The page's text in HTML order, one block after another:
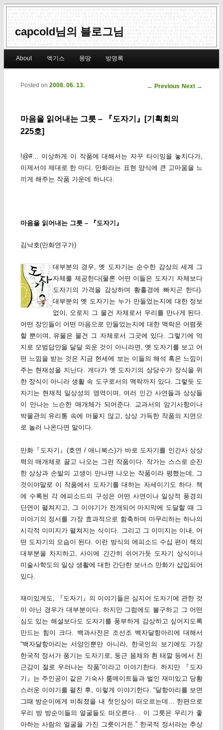
capcold님의 블로그님
Skip to primary content
Skip to secondary content
About 엑기스 몽땅 방명록
Post navigation
← Previous Next →
마음을 읽어내는 그릇 – 『도자기』[기획회의
225호]
Posted on 2008. 06. 13.
!@#… 이상하게 이 작품에 대해서는 자꾸 타이밍을 놓치다가,
이제서야 제대로 한 마디. 만화라는 표현 양식에 큰 고마움을 느
끼게 해주는 작품 가운데 하나다.
마음을 읽어내는 그릇 – 『도자기』
김낙호(만화연구가)
대부분의 경우, 옛 도자기는 순수한 감상의 세계 그
자체를 제공한다(물론 어떤 이들은 도자기 자체보다
도자기의 가격을 감상하며 황홀경에 빠지곤 한다).
대부분의 옛 도자기는 누가 만들었는지에 대한 정보
없이, 오로지 그 물건 자체로서 우리를 만나게 된다.
어떤 장인들이 어떤 마음으로 만들었는지에 대한 맥락은 어렴풋
할 뿐이며, 유물은 물건 그 자체로서 그곳에 있다. 그렇기에 억
지로 모범답안을 달달 외운 것이 아니라면, 옛 도자기를 보고 어
떤 느낌을 받는 것은 지금 현세에 보는 이들의 해석 혹은 느낌이
주는 현재성을 지닌다. 게다가 옛 도자기의 상당수가 장식을 위
한 장식이 아니라 생활 속 도구로서의 맥락까지 있다. 그렇듯 도
자기는 현재적 일상성의 영역이며, 여러 인간 사연들과 상상들
이 만나는 느슨한 매개체가 되어준다. 교과서의 암기사항이나
박물관의 유리통 속에 머물지 않고, 상상 가득한 작품의 지면으
로 놀러 나온다면 말이다.
만화『도자기』(호연 / 애니북스)가 바로 도자기를 인간사 상상
력의 매개체로 끌고 나오는 그런 작품이다. 작가는 스스로 순진
한 상상과 손발의 고생이 만나면 나오는 작품이라 평했는데, 그
것이야말로 이 작품에서 도자기를 대하는 자세이기도 하다. 책
에 수록된 각 에피소드의 구성은 어떤 사연이나 일상적 풍경의
단면이 펼쳐지고, 그 이야기가 전개되어 마지막에 도달할 때 그
이야기의 정서를 가장 효과적으로 함축하며 마무리하는 하나의
시각적 이미지가 펼쳐지는 식이다. 그리고 그 이미지는 이내, 어
떤 도자기의 모습이 된다. 이런 방식의 에피소드 수십 편이 책의
대부분을 차지하고, 사이에 간간히 쉬어가듯 도자기 상식이나
미술사학도의 일상 생활에 대한 간단한 보너스 만화가 삽입되어
있다.
재미있게도, 『도자기』의 이야기들은 심지어 도자기에 관한 것
이 아닌 경우가 대부분이다. 하지만 그럼에도 불구하고 그 어떤
심도 있는 해설보다도 도자기를 풍부하게 감상하고 싶어지도록
만드는 힘이 크다. 백과사전은 조선조 백자달항아리에 대해서
“백자달항아리는 서양인뿐만 아니라, 한국인의 보기에도 가장
한국적 정서가 풍기는 도자기로, 둥근 몸체와 흰 태깔 등에서 친
근감이 절로 우러나는 작품”이라고 이야기한다. 하지만 『도자
기』는 주인공이 같은 기숙사 룸메이트들과 벌인 재미있고 당황
스러운 이야기를 펼친 후, 이렇게 이야기한다. “달항아리를 보면
그때 방순이에게 비춰졌을 내 첫인상이 떠오르는데… 한편으로
우리 방 방순이들의 얼굴들도 떠오른다… 이 그릇은 우리가 좋
아하는 사람의 얼굴을 가진 그릇이거든.” 한국적 정서라는 추상